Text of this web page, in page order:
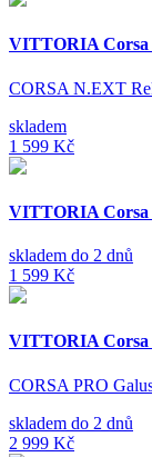
VITTORIA Corsa
CORSA N.EXT
skladem
1 599 Kč
VITTORIA Corsa
skladem do 2 dnů
1 599 Kč
VITTORIA Corsa
CORSA PRO
skladem do 2 dnů
2 999 Kč